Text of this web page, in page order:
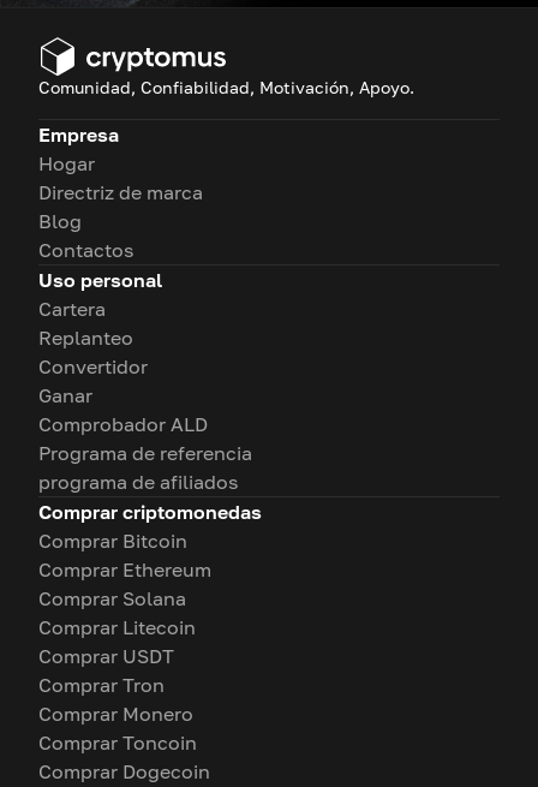
Comunidad, Confiabilidad, Motivación, Apoyo.
Empresa
Hogar
Directriz de marca
Blog
Contactos
Uso personal
Cartera
Replanteo
Convertidor
Ganar
Comprobador ALD
Programa de referencia
programa de afiliados
Comprar criptomonedas
Comprar Bitcoin
Comprar Ethereum
Comprar Solana
Comprar Litecoin
Comprar USDT
Comprar Tron
Comprar Monero
Comprar Toncoin
Comprar Dogecoin